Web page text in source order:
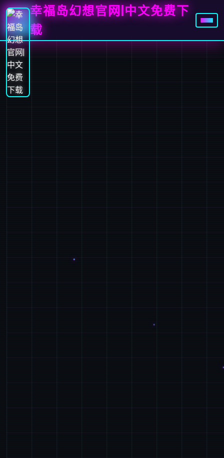
幸福岛幻想官网|中文免费下
载